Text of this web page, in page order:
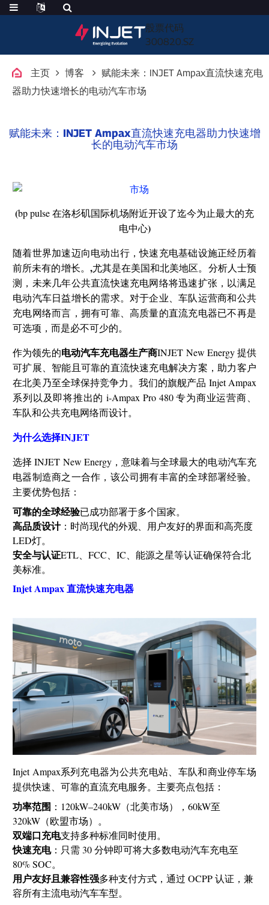
股票代码
300820.SZ
主页 博客
赋能未来：INJET Ampax直流快速充电
器助力快速增长的电动汽车市场
赋能未来：INJET Ampax直流快速充电器助力快速增
长的电动汽车市场
(bp pulse 在洛杉矶国际机场附近开设了迄今为止最大的充
电中心)
随着世界加速迈向电动出行，快速充电基础设施正经历着
前所未有的增长。 ,尤其是在美国和北美地区。分析人士预
测，未来几年公共直流快速充电网络将迅速扩张，以满足
电动汽车日益增长的需求。对于企业、车队运营商和公共
充电网络而言，拥有可靠、高质量的直流充电器已不再是
可选项，而是必不可少的。
作为领先的电动汽车充电器生产商INJET New Energy 提供
可扩展、智能且可靠的直流快速充电解决方案，助力客户
在北美乃至全球保持竞争力。我们的旗舰产品 Injet Ampax
系列以及即将推出的 i-Ampax Pro 480 专为商业运营商、
车队和公共充电网络而设计。
为什么选择INJET
选择 INJET New Energy，意味着与全球最大的电动汽车充
电器制造商之一合作，该公司拥有丰富的全球部署经验。
主要优势包括：
可靠的全球经验已成功部署于多个国家。
高品质设计：时尚现代的外观、用户友好的界面和高亮度
LED灯。
安全与认证ETL、FCC、IC、能源之星等认证确保符合北
美标准。
Injet Ampax 直流快速充电器
Injet Ampax系列充电器为公共充电站、车队和商业停车场
提供快速、可靠的直流充电服务。主要亮点包括：
功率范围 ：120kW–240kW（北美市场），60kW至
320kW（欧盟市场）。
双端口充电支持多种标准同时使用。
快速充电：只需 30 分钟即可将大多数电动汽车充电至
80% SOC。
用户友好且兼容性强多种支付方式，通过 OCPP 认证，兼
容所有主流电动汽车车型。